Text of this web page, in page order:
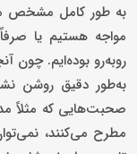
به طور کامل مشخص
مواجه هستیم یا
روبه‌رو بوده‌ایم. چون
به‌طور دقیق روشن
صحبت‌هایی که مثلاً
مطرح می‌کنند،